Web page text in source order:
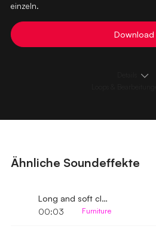
einzeln.
Download
Ähnliche Soundeffekte
Long and soft cloth creak
00:03
Furniture